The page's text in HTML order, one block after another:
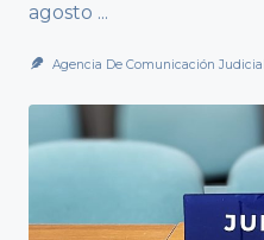
agosto ...
Agencia De Comunicación Judicial